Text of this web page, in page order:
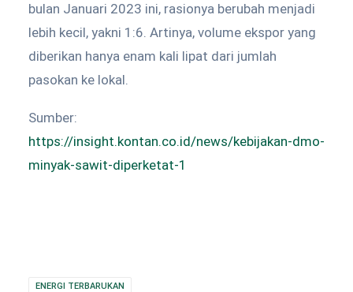
bulan Januari 2023 ini, rasionya berubah menjadi
lebih kecil, yakni 1:6. Artinya, volume ekspor yang
diberikan hanya enam kali lipat dari jumlah
pasokan ke lokal.
Sumber:
https://insight.kontan.co.id/news/kebijakan-dmo-
minyak-sawit-diperketat-1
ENERGI TERBARUKAN